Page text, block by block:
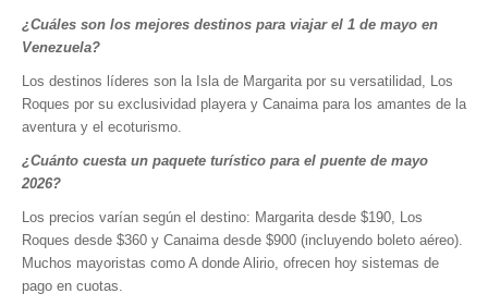
¿Cuáles son los mejores destinos para viajar el 1 de mayo en
Venezuela?
Los destinos líderes son la Isla de Margarita por su versatilidad, Los
Roques por su exclusividad playera y Canaima para los amantes de la
aventura y el ecoturismo.
¿Cuánto cuesta un paquete turístico para el puente de mayo
2026?
Los precios varían según el destino: Margarita desde $190, Los
Roques desde $360 y Canaima desde $900 (incluyendo boleto aéreo).
Muchos mayoristas como A donde Alirio, ofrecen hoy sistemas de
pago en cuotas.